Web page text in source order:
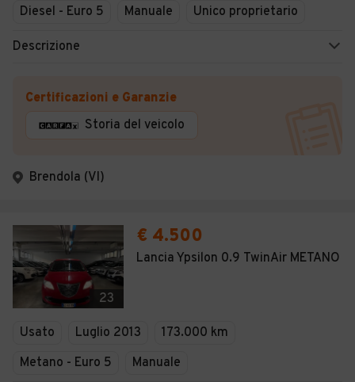
Diesel - Euro 5
Manuale Unico proprietario
Descrizione
Certificazioni e Garanzie
Storia del veicolo
Brendola (VI)
23
€ 4.500
Lancia Ypsilon 0.9 TwinAir METANO
Usato Luglio 2013
173.000 km
Metano - Euro 5
Manuale